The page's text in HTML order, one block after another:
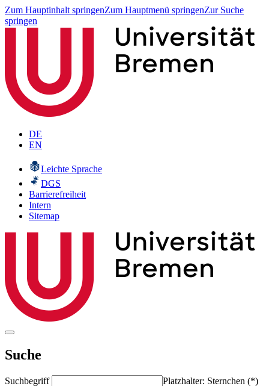
Zum Hauptinhalt springenZum Hauptmenü springenZur Suche
springen
DE
EN
Leichte Sprache
DGS
Barrierefreiheit
Intern
Sitemap
Suche
Suchbegriff
Platzhalter: Sternchen (*)